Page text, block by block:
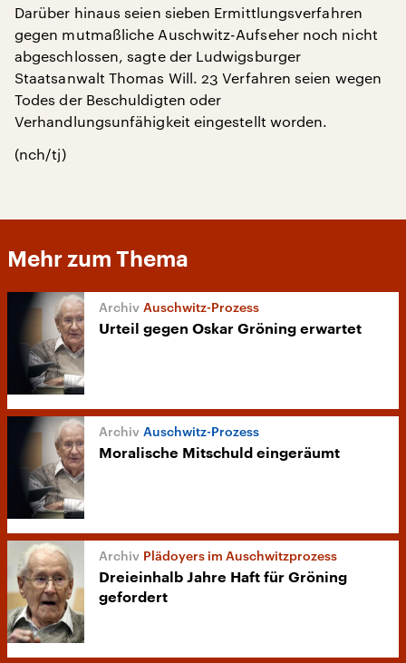
Darüber hinaus seien sieben Ermittlungsverfahren
gegen mutmaßliche Auschwitz-Aufseher noch nicht
abgeschlossen, sagte der Ludwigsburger
Staatsanwalt Thomas Will. 23 Verfahren seien wegen
Todes der Beschuldigten oder
Verhandlungsunfähigkeit eingestellt worden.
(nch/tj)
Mehr zum Thema
Auschwitz-Prozess
Urteil gegen Oskar Gröning erwartet
Auschwitz-Prozess
Moralische Mitschuld eingeräumt
Plädoyers im Auschwitzprozess
Dreieinhalb Jahre Haft für Gröning
gefordert